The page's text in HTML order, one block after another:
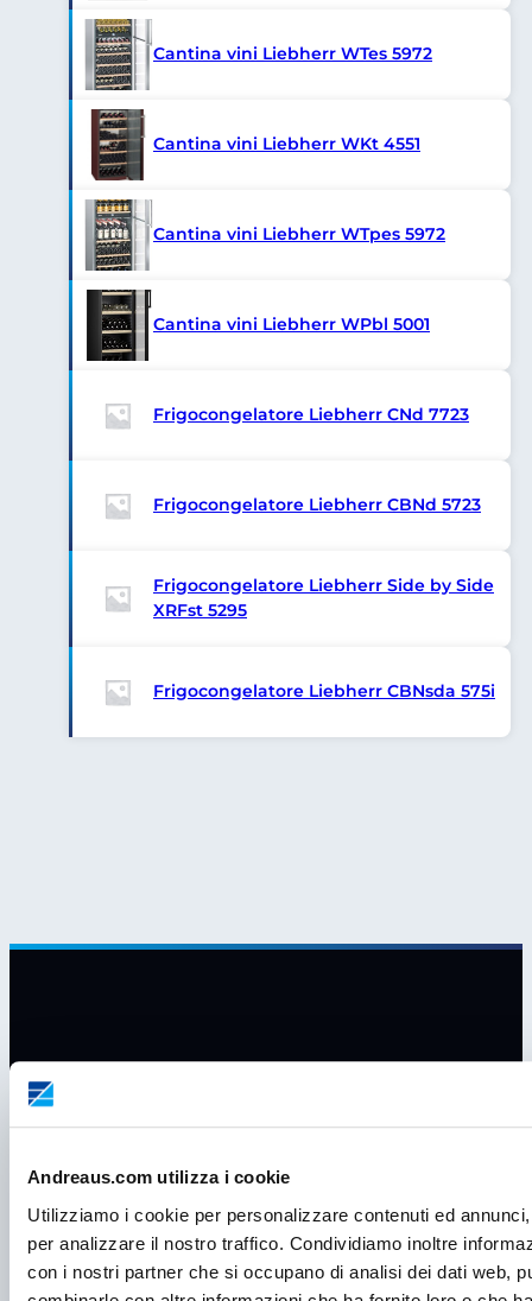
Andreaus.com utilizza i cookie
Utilizziamo i cookie per personalizzare contenuti ed
per analizzare il nostro traffico. Condividiamo inoltre
con i nostri partner che si occupano di analisi dei dati web,
Cantina vini Liebherr WTes 5972
Cantina vini Liebherr WKt 4551
Cantina vini Liebherr WTpes 5972
Cantina vini Liebherr WPbl 5001
Frigocongelatore Liebherr CNd 7723
Frigocongelatore Liebherr CBNd 5723
Frigocongelatore Liebherr Side by Side
XRFst 5295
Frigocongelatore Liebherr CBNsda 575i